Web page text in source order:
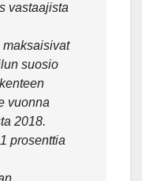
vastaajista
suosio
vuonna
2018.
prosenttia